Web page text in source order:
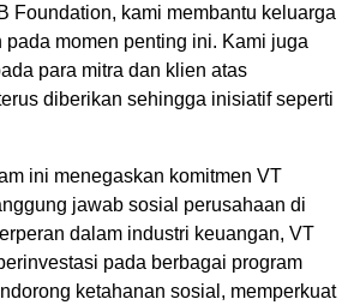
Foundation, kami membantu keluarga
pada momen penting ini. Kami juga
para mitra dan klien atas
diberikan sehingga inisiatif seperti
ini menegaskan komitmen VT
jawab sosial perusahaan di
dalam industri keuangan, VT
pada berbagai program
ketahanan sosial, memperkuat